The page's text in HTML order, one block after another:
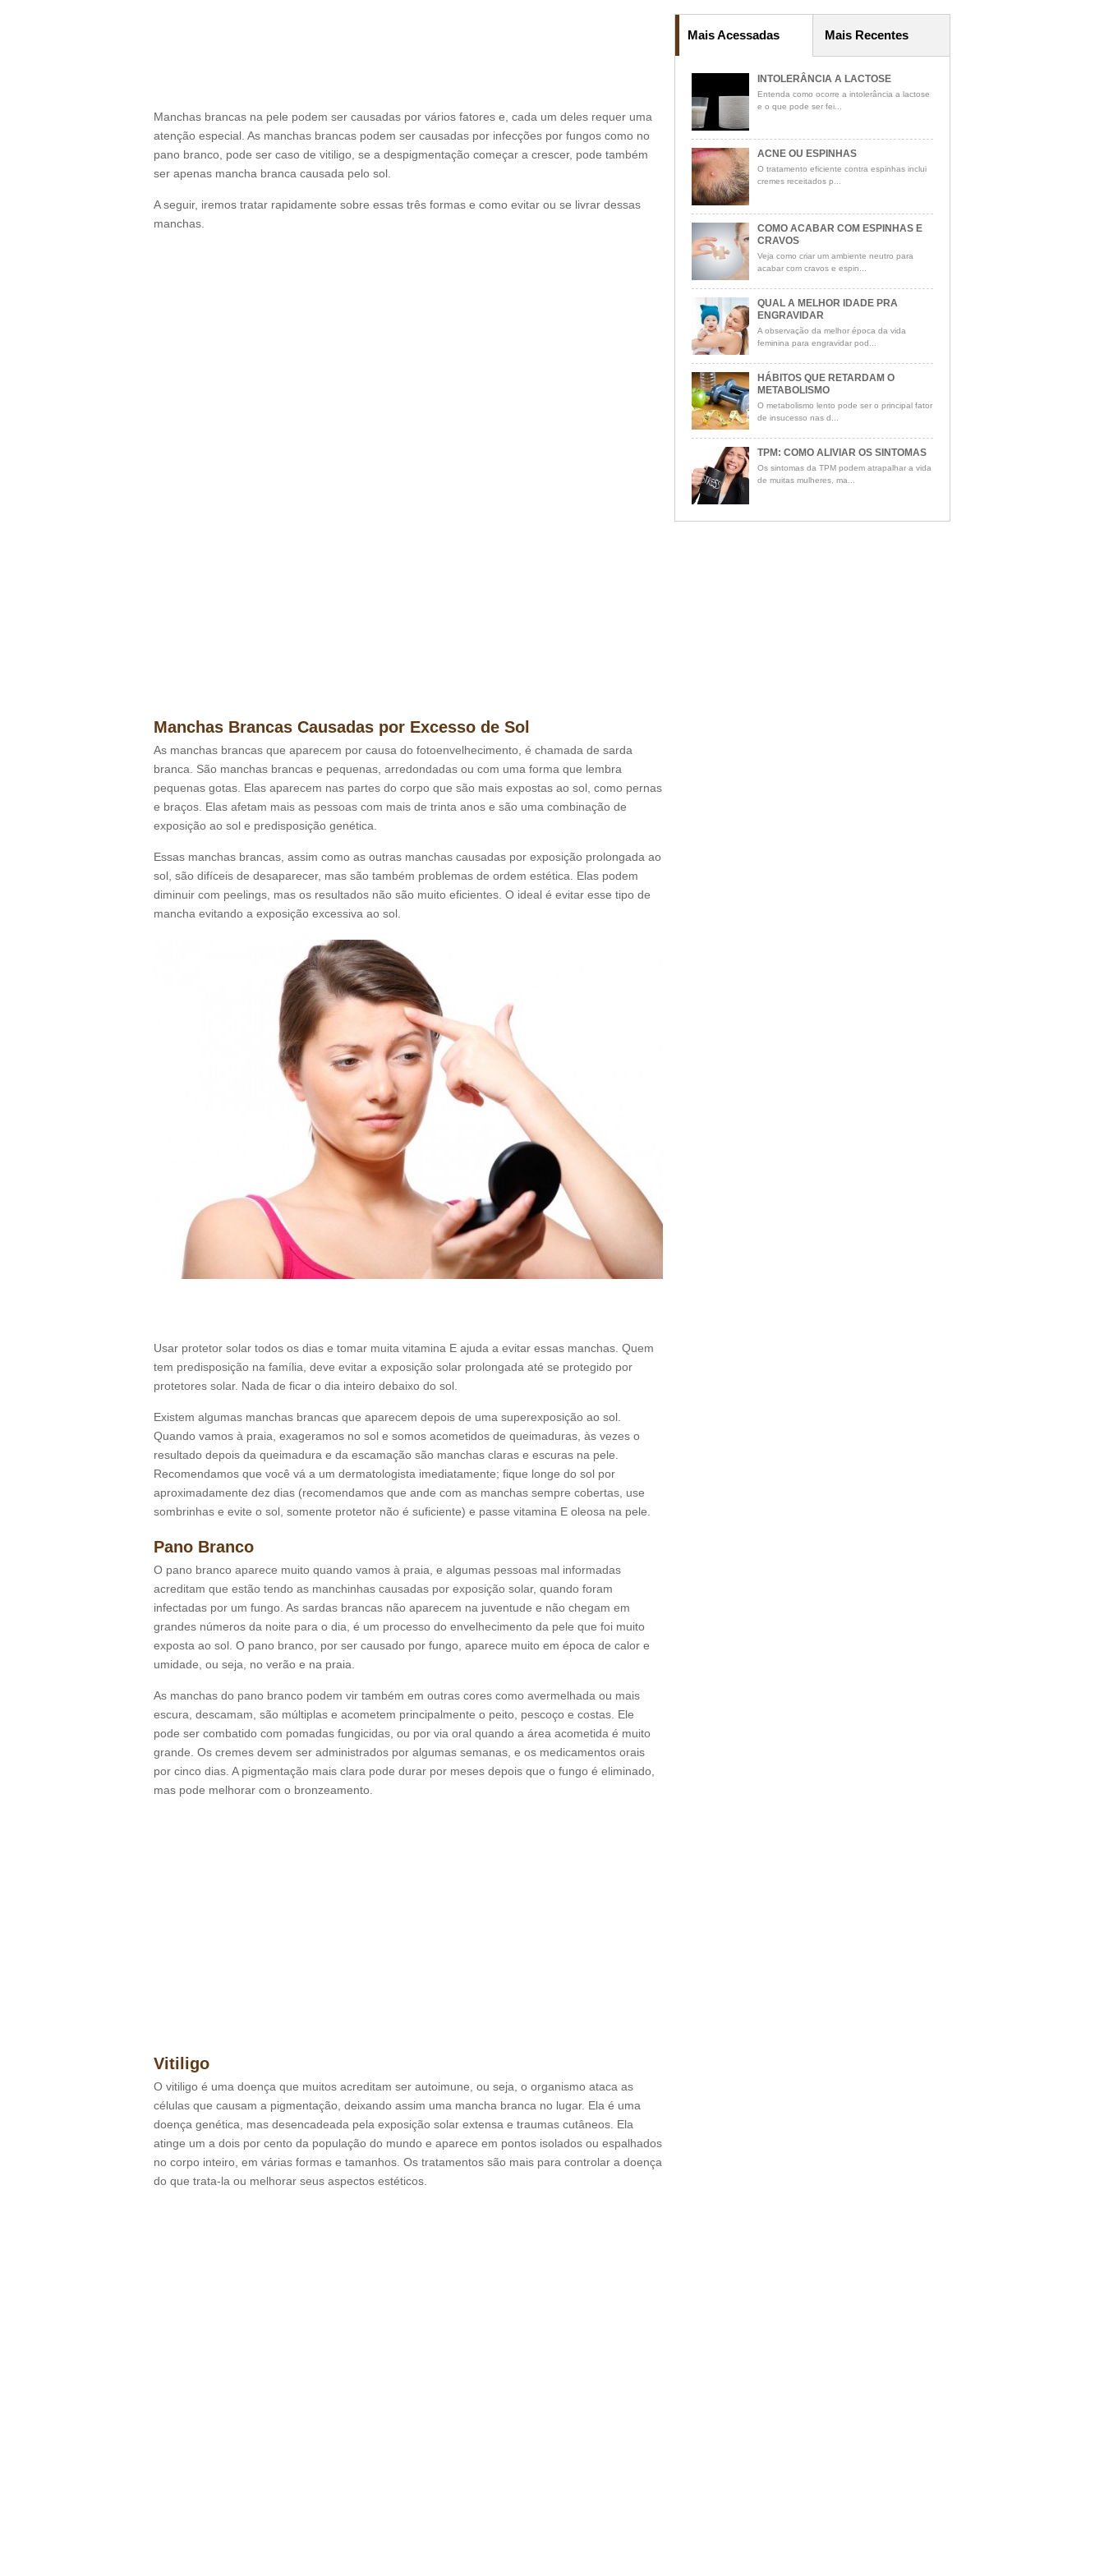
Manchas brancas na pele podem ser causadas por vários fatores e, cada um deles requer uma
atenção especial. As manchas brancas podem ser causadas por infecções por fungos como no
pano branco, pode ser caso de vitiligo, se a despigmentação começar a crescer, pode também
ser apenas mancha branca causada pelo sol.
A seguir, iremos tratar rapidamente sobre essas três formas e como evitar ou se livrar dessas
manchas.
Manchas Brancas Causadas por Excesso de Sol
As manchas brancas que aparecem por causa do fotoenvelhecimento, é chamada de sarda
branca. São manchas brancas e pequenas, arredondadas ou com uma forma que lembra
pequenas gotas. Elas aparecem nas partes do corpo que são mais expostas ao sol, como pernas
e braços. Elas afetam mais as pessoas com mais de trinta anos e são uma combinação de
exposição ao sol e predisposição genética.
Essas manchas brancas, assim como as outras manchas causadas por exposição prolongada ao
sol, são difíceis de desaparecer, mas são também problemas de ordem estética. Elas podem
diminuir com peelings, mas os resultados não são muito eficientes. O ideal é evitar esse tipo de
mancha evitando a exposição excessiva ao sol.
Usar protetor solar todos os dias e tomar muita vitamina E ajuda a evitar essas manchas. Quem
tem predisposição na família, deve evitar a exposição solar prolongada até se protegido por
protetores solar. Nada de ficar o dia inteiro debaixo do sol.
Existem algumas manchas brancas que aparecem depois de uma superexposição ao sol.
Quando vamos à praia, exageramos no sol e somos acometidos de queimaduras, às vezes o
resultado depois da queimadura e da escamação são manchas claras e escuras na pele.
Recomendamos que você vá a um dermatologista imediatamente; fique longe do sol por
aproximadamente dez dias (recomendamos que ande com as manchas sempre cobertas, use
sombrinhas e evite o sol, somente protetor não é suficiente) e passe vitamina E oleosa na pele.
Pano Branco
O pano branco aparece muito quando vamos à praia, e algumas pessoas mal informadas
acreditam que estão tendo as manchinhas causadas por exposição solar, quando foram
infectadas por um fungo. As sardas brancas não aparecem na juventude e não chegam em
grandes números da noite para o dia, é um processo do envelhecimento da pele que foi muito
exposta ao sol. O pano branco, por ser causado por fungo, aparece muito em época de calor e
umidade, ou seja, no verão e na praia.
As manchas do pano branco podem vir também em outras cores como avermelhada ou mais
escura, descamam, são múltiplas e acometem principalmente o peito, pescoço e costas. Ele
pode ser combatido com pomadas fungicidas, ou por via oral quando a área acometida é muito
grande. Os cremes devem ser administrados por algumas semanas, e os medicamentos orais
por cinco dias. A pigmentação mais clara pode durar por meses depois que o fungo é eliminado,
mas pode melhorar com o bronzeamento.
Vitiligo
O vitiligo é uma doença que muitos acreditam ser autoimune, ou seja, o organismo ataca as
células que causam a pigmentação, deixando assim uma mancha branca no lugar. Ela é uma
doença genética, mas desencadeada pela exposição solar extensa e traumas cutâneos. Ela
atinge um a dois por cento da população do mundo e aparece em pontos isolados ou espalhados
no corpo inteiro, em várias formas e tamanhos. Os tratamentos são mais para controlar a doença
do que trata-la ou melhorar seus aspectos estéticos.
Mais Acessadas Mais Recentes
INTOLERÂNCIA A LACTOSE
Entenda como ocorre a intolerância a lactose
e o que pode ser fei...
ACNE OU ESPINHAS
O tratamento eficiente contra espinhas inclui
cremes receitados p...
COMO ACABAR COM ESPINHAS E
CRAVOS
Veja como criar um ambiente neutro para
acabar com cravos e espin...
QUAL A MELHOR IDADE PRA
ENGRAVIDAR
A observação da melhor época da vida
feminina para engravidar pod...
HÁBITOS QUE RETARDAM O
METABOLISMO
O metabolismo lento pode ser o principal fator
de insucesso nas d...
TPM: COMO ALIVIAR OS SINTOMAS
Os sintomas da TPM podem atrapalhar a vida
de muitas mulheres, ma...